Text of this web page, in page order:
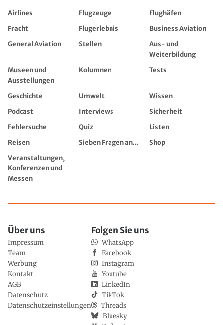
Airlines Flugzeuge
Flughäfen
Fracht
Flugerlebnis
Business Aviation
General Aviation
Stellen
Aus- und
Weiterbildung
Museen und
Ausstellungen
Kolumnen Tests
Geschichte Umwelt
Wissen
Podcast
Interviews
Sicherheit
Fehlersuche
Quiz
Listen
Reisen
Sieben Fragen an...
Shop
Veranstaltungen,
Konferenzen und
Messen
Über uns
Impressum
Team
Werbung
Kontakt
AGB
Datenschutz
Datenschutzeinstellungen
Folgen Sie uns
WhatsApp
Facebook
Instagram
Youtube
LinkedIn
TikTok
Threads
Bluesky